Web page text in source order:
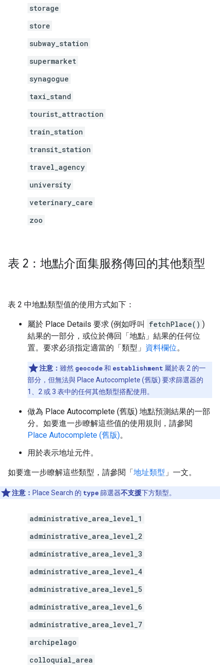
storage
store
subway_station
supermarket
synagogue
taxi_stand
tourist_attraction
train_station
transit_station
travel_agency
university
veterinary_care
zoo
表 2：地點介面集服務傳回的其他類型
表 2 中地點類型值的使用方式如下：
屬於 Place Details 要求 (例如呼叫 fetchPlace() )
結果的一部分，或位於傳回「地點」結果的任何位
置。要求必須指定適當的「類型」 資料欄位。
注意： 雖然 geocode和 establishment 屬於表 2 的一
部分，但無法與 Place Autocomplete (舊版) 要求篩選器的
1、2 或 3 表中的任何其他類型搭配使用。
做為 Place Autocomplete (舊版) 地點預測結果的一部
分。如要進一步瞭解這些值的使用規則，請參閱
Place Autocomplete (舊版)。
用於表示地址元件。
如要進一步瞭解這些類型，請參閱「地址類型 」一文。
注意： Place Search 的 type篩選器不支援下方類型。
administrative_area_level_1
administrative_area_level_2
administrative_area_level_3
administrative_area_level_4
administrative_area_level_5
administrative_area_level_6
administrative_area_level_7
archipelago
colloquial_area